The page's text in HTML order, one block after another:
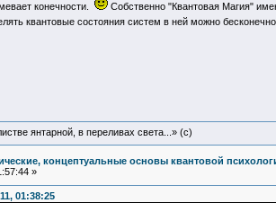
конечности.
Собственно "Квантовая Магия"
квантовые состояния систем в ней можно
янтарной, в переливах света...» (c)
концептуальные основы квантовой
»
01:38:25